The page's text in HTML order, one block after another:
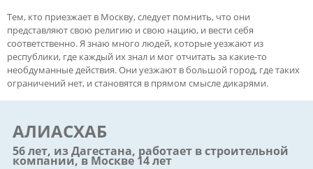
Тем, кто приезжает в Москву, следует помнить, что они
представляют свою религию и свою нацию, и вести себя
соответственно. Я знаю много людей, которые уезжают из
республики, где каждый их знал и мог отчитать за какие-то
необдуманные действия. Они уезжают в большой город, где таких
ограничений нет, и становятся в прямом смысле дикарями.
АЛИАСХАБ
56 лет, из Дагестана, работает в строительной
компании, в Москве 14 лет